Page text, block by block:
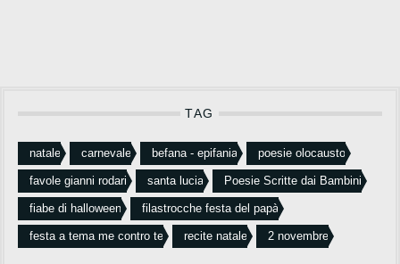
TAG
natale carnevale befana - epifania poesie olocausto
favole gianni rodari santa lucia Poesie Scritte dai Bambini
fiabe di halloween filastrocche festa del papà
festa a tema me contro te recite natale 2 novembre